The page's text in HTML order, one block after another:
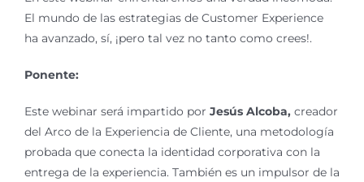
El mundo de las estrategias de Customer Experience
ha avanzado, sí, ¡pero tal vez no tanto como crees!.
Ponente:
Este webinar será impartido por Jesús Alcoba, creador
del Arco de la Experiencia de Cliente, una metodología
probada que conecta la identidad corporativa con la
entrega de la experiencia. También es un impulsor de la